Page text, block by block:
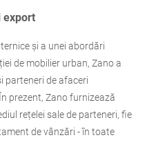
export
și a unei abordări
de mobilier urban, Zano a
parteneri de afaceri
prezent, Zano furnizează
rețelei sale de parteneri, fie
de vânzări - în toate